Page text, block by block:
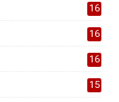
16
16
16
15